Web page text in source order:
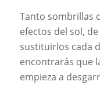
Tanto sombrillas
efectos del sol,
sustituirlos cada
encontrarás que
empieza a